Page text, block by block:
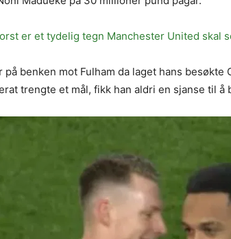
er et tydelig tegn Manchester United skal
på benken mot Fulham da laget hans
trengte et mål, fikk han aldri en sjanse til å